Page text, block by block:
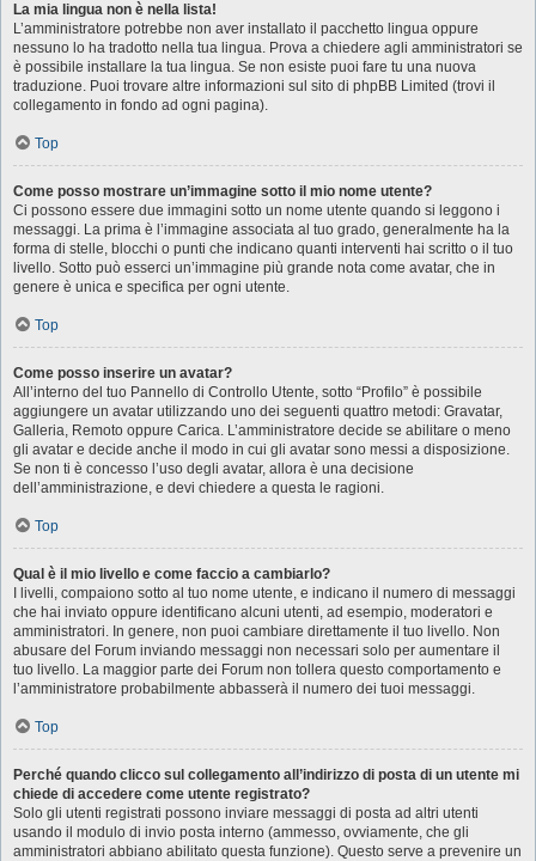
La mia lingua non è nella lista!
L’amministratore potrebbe non aver installato il pacchetto lingua oppure
nessuno lo ha tradotto nella tua lingua. Prova a chiedere agli amministratori se
è possibile installare la tua lingua. Se non esiste puoi fare tu una nuova
traduzione. Puoi trovare altre informazioni sul sito di phpBB Limited (trovi il
collegamento in fondo ad ogni pagina).
Top
Come posso mostrare un’immagine sotto il mio nome utente?
Ci possono essere due immagini sotto un nome utente quando si leggono i
messaggi. La prima è l’immagine associata al tuo grado, generalmente ha la
forma di stelle, blocchi o punti che indicano quanti interventi hai scritto o il tuo
livello. Sotto può esserci un’immagine più grande nota come avatar, che in
genere è unica e specifica per ogni utente.
Top
Come posso inserire un avatar?
All’interno del tuo Pannello di Controllo Utente, sotto “Profilo” è possibile
aggiungere un avatar utilizzando uno dei seguenti quattro metodi: Gravatar,
Galleria, Remoto oppure Carica. L’amministratore decide se abilitare o meno
gli avatar e decide anche il modo in cui gli avatar sono messi a disposizione.
Se non ti è concesso l’uso degli avatar, allora è una decisione
dell’amministrazione, e devi chiedere a questa le ragioni.
Top
Qual è il mio livello e come faccio a cambiarlo?
I livelli, compaiono sotto al tuo nome utente, e indicano il numero di messaggi
che hai inviato oppure identificano alcuni utenti, ad esempio, moderatori e
amministratori. In genere, non puoi cambiare direttamente il tuo livello. Non
abusare del Forum inviando messaggi non necessari solo per aumentare il
tuo livello. La maggior parte dei Forum non tollera questo comportamento e
l’amministratore probabilmente abbasserà il numero dei tuoi messaggi.
Top
Perché quando clicco sul collegamento all’indirizzo di posta di un utente mi
chiede di accedere come utente registrato?
Solo gli utenti registrati possono inviare messaggi di posta ad altri utenti
usando il modulo di invio posta interno (ammesso, ovviamente, che gli
amministratori abbiano abilitato questa funzione). Questo serve a prevenire un